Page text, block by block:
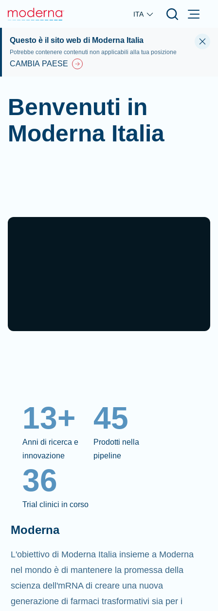
Skip to main content
ITA
Questo è il sito web di Moderna Italia
Potrebbe contenere contenuti non applicabili alla tua posizione
CAMBIA PAESE
Benvenuti in
Moderna Italia
13+
Anni di ricerca e
innovazione
45
Prodotti nella
pipeline
36
Trial clinici in corso
Moderna
L'obiettivo di Moderna Italia insieme a Moderna
nel mondo è di mantenere la promessa della
scienza dell'mRNA di creare una nuova
generazione di farmaci trasformativi sia per i